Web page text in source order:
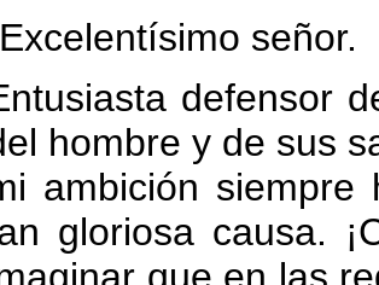
señor.
defensor
hombre y de sus
ambición
gloriosa causa.